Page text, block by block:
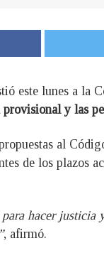
este lunes a la
y las
al
de los plazos
hacer
, afirmó.